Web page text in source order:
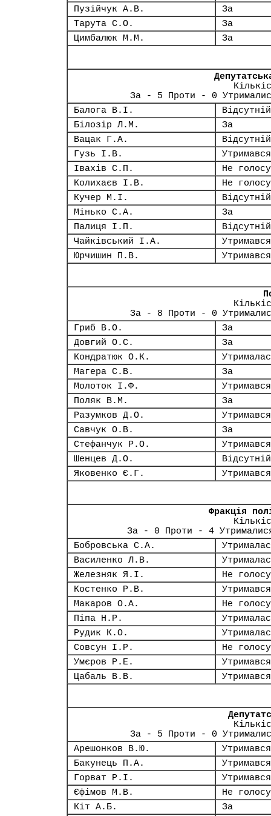
Пузійчук А.В.
За
Тарута С.О.
За
Цимбалюк М.М.
За
За - 5 Проти - 0
Балога В.І.
Відсутній
Білозір Л.М.
За
Вацак Г.А.
Відсутній
Гузь І.В.
Утримався
Івахів С.П.
Не
Колихаєв І.В.
Не
Кучер М.І.
Відсутній
Мінько С.А.
За
Палиця І.П.
Відсутній
Чайківський І.А.
Утримався
Юрчишин П.В.
Утримався
За - 8 Проти - 0
Гриб В.О.
За
Довгий О.С.
За
Кондратюк О.К.
Магера С.В.
За
Молоток І.Ф.
Утримався
Поляк В.М.
За
Разумков Д.О.
Утримався
Савчук О.В.
За
Стефанчук Р.О.
Утримався
Шенцев Д.О.
Відсутній
Яковенко Є.Г.
Утримався
Фракція
За - 0 Проти - 4
Бобровська С.А.
Василенко Л.В.
Железняк Я.І.
Не
Костенко Р.В.
Утримався
Макаров О.А.
Не
Піпа Н.Р.
Рудик К.О.
Совсун І.Р.
Не
Умєров Р.Е.
Утримався
Цабаль В.В.
Утримався
За - 5 Проти - 0
Арешонков В.Ю.
Утримався
Бакунець П.А.
Утримався
Горват Р.І.
Утримався
Єфімов М.В.
Не
Кіт А.Б.
За